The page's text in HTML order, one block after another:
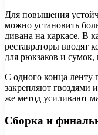
Для повышения
можно установить
дивана на каркасе. В
реставраторы вводят
для рюкзаков и
С одного конца ленту
закрепляют гвоздями
же метод усиливают
Сборка и